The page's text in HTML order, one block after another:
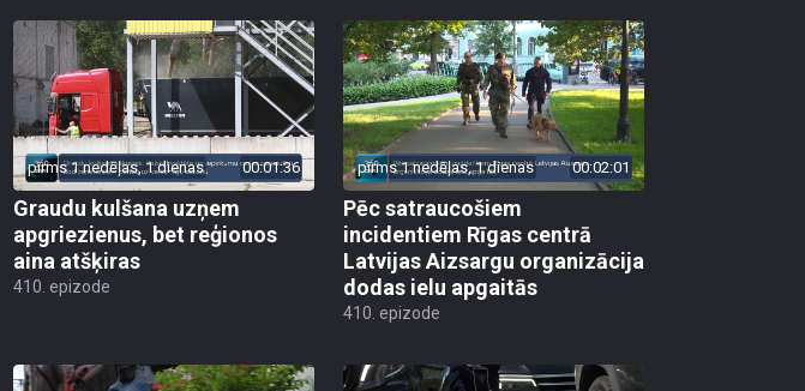
pirms 1 nedēļas, 1 dienas 00:01:36
Graudu kulšana uzņem
apgriezienus, bet reģionos
aina atšķiras
410. epizode
pirms 1 nedēļas, 1 dienas 00:02:01
Pēc satraucošiem
incidentiem Rīgas centrā
Latvijas Aizsargu organizācija
dodas ielu apgaitās
410. epizode